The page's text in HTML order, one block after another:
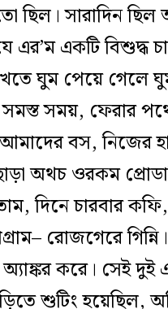
ছিল। সারাদিন
এর’ম একটি বিশুদ্ধ
ঘুম পেয়ে গেলে
সময়, ফেরার
বস, নিজের
অথচ ওরকম
চারবার কফি,
রোজগেরে
করে। সেই
শুটিং হয়েছিল,